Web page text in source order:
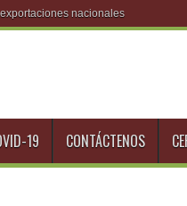
nacionales
19 CONTÁCTENOS